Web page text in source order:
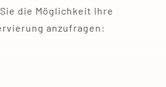
die Möglichkeit Ihre
anzufragen: